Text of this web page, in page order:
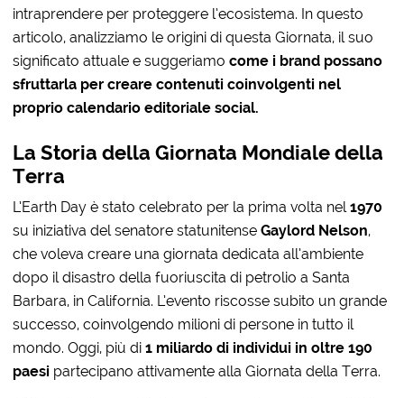
intraprendere per proteggere l’ecosistema. In questo
articolo, analizziamo le origini di questa Giornata, il suo
significato attuale e suggeriamocome i brand possano
sfruttarla per creare contenuti coinvolgenti nel
proprio calendario editoriale social.
La Storia della Giornata Mondiale della
Terra
L’Earth Day è stato celebrato per la prima volta nel1970
su iniziativa del senatore statunitenseGaylord Nelson,
che voleva creare una giornata dedicata all’ambiente
dopo il disastro della fuoriuscita di petrolio a Santa
Barbara, in California. L’evento riscosse subito un grande
successo, coinvolgendo milioni di persone in tutto il
mondo. Oggi, più di1 miliardo di individui in oltre 190
paesi partecipano attivamente alla Giornata della Terra.